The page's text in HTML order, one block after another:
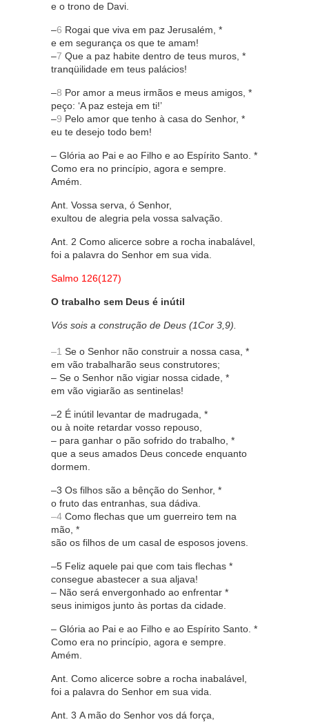
e o trono de Davi.
–6 Rogai que viva em paz Jerusalém, *
e em segurança os que te amam!
–7 Que a paz habite dentro de teus muros, *
tranqüilidade em teus palácios!
–8 Por amor a meus irmãos e meus amigos, *
peço: ‘A paz esteja em ti!’
–9 Pelo amor que tenho à casa do Senhor, *
eu te desejo todo bem!
– Glória ao Pai e ao Filho e ao Espírito Santo. *
Como era no princípio, agora e sempre.
Amém.
Ant. Vossa serva, ó Senhor,
exultou de alegria pela vossa salvação.
Ant. 2 Como alicerce sobre a rocha inabalável,
foi a palavra do Senhor em sua vida.
Salmo 126(127)
O trabalho sem Deus é inútil
Vós sois a construção de Deus (1Cor 3,9).
–1 Se o Senhor não construir a nossa casa, *
em vão trabalharão seus construtores;
– Se o Senhor não vigiar nossa cidade, *
em vão vigiarão as sentinelas!
–2 É inútil levantar de madrugada, *
ou à noite retardar vosso repouso,
– para ganhar o pão sofrido do trabalho, *
que a seus amados Deus concede enquanto
dormem.
–3 Os filhos são a bênção do Senhor, *
o fruto das entranhas, sua dádiva.
–4 Como flechas que um guerreiro tem na
mão, *
são os filhos de um casal de esposos jovens.
–5 Feliz aquele pai que com tais flechas *
consegue abastecer a sua aljava!
– Não será envergonhado ao enfrentar *
seus inimigos junto às portas da cidade.
– Glória ao Pai e ao Filho e ao Espírito Santo. *
Como era no princípio, agora e sempre.
Amém.
Ant. Como alicerce sobre a rocha inabalável,
foi a palavra do Senhor em sua vida.
Ant. 3 A mão do Senhor vos dá força,